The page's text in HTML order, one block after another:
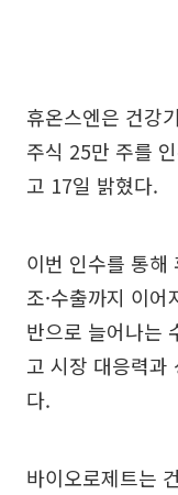
휴온스엔은 건강
주식 25만 주를
고 17일 밝혔다.
이번 인수를 통해
조·수출까지 이
반으로 늘어나는
고 시장 대응력과
다.
바이오로제트는